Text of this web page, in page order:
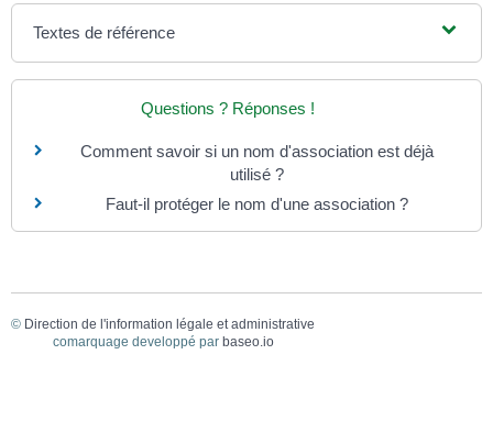
Textes de référence
Questions ? Réponses !
Comment savoir si un nom d'association est déjà
utilisé ?
Faut-il protéger le nom d'une association ?
© Direction de l'information légale et administrative
comarquage developpé par baseo.io